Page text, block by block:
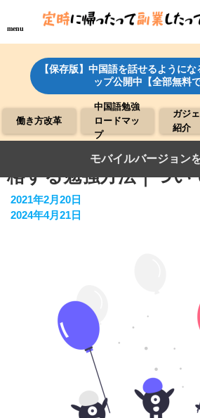
menu
【保存版】中国語を話せるように
ップ公開中【全部無料で
働き方改革
中国語勉強
ロードマッ
プ
ガジ
紹介
【4級に半年、6級に半
格する勉強方法｜つい
2021年2月20日
2024年4月21日
モバイルバージョン